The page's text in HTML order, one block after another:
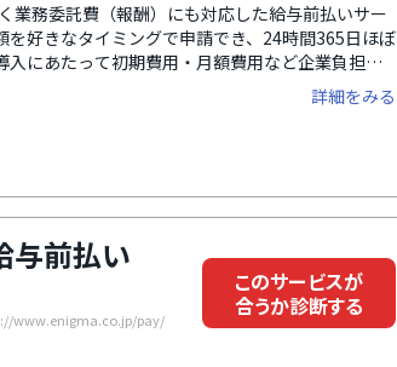
業務委託費（報酬）にも対応した給与前払いサー
を好きなタイミングで申請でき、24時間365日ほぼ
入にあたって初期費用・月額費用など企業負担は
接払いのどちらにも対応しているため、自社の運
詳細をみる
与前払い
www.enigma.co.jp/pay/
このサービスが
合うか診断する